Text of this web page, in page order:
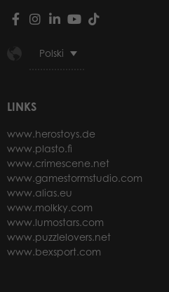
Polski
LINKS
www.herostoys.de
www.plasto.fi
www.crimescene.net
www.gamestormstudio.com
www.alias.eu
www.molkky.com
www.lumostars.com
www.puzzlelovers.net
www.bexsport.com